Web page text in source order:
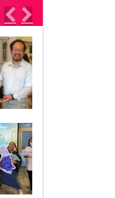
Previous
Next